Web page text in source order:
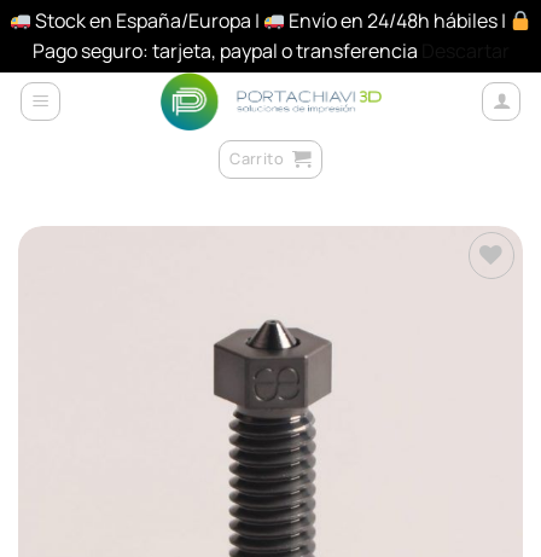
Stock en España/Europa |
Envío en 24/48h hábiles |
Pago seguro: tarjeta, paypal o transferencia
Saltar
Carrito